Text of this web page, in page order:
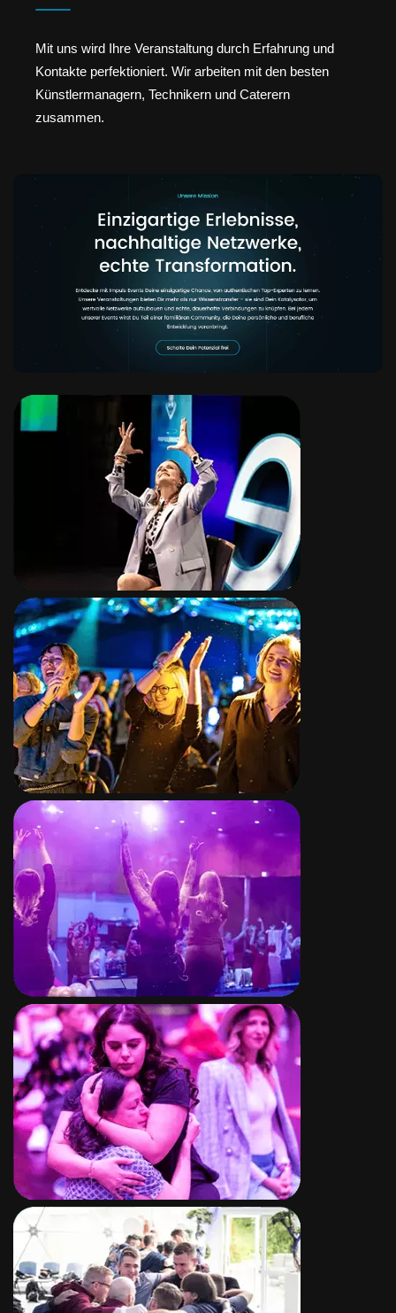
Mit uns wird Ihre Veranstaltung durch Erfahrung und
Kontakte perfektioniert. Wir arbeiten mit den besten
Künstlermanagern, Technikern und Caterern
zusammen.